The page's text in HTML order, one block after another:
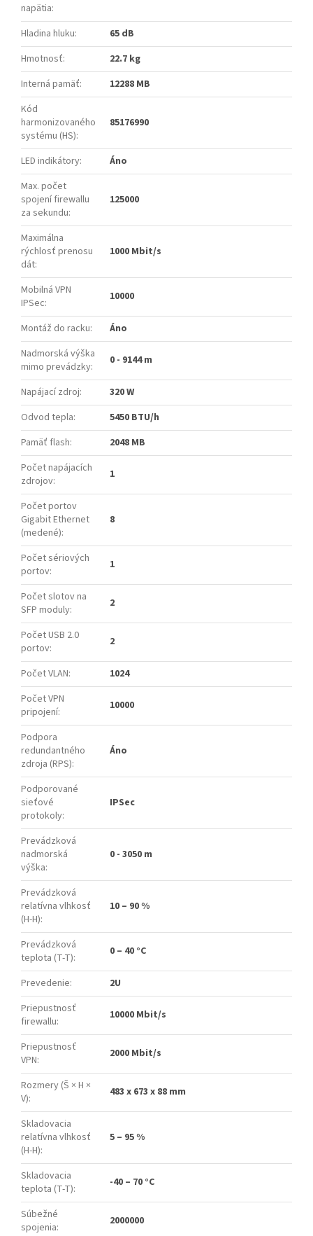
napätia:
Hladina hluku:
65 dB
Hmotnosť:
22.7 kg
Interná pamäť:
12288 MB
Kód
harmonizovaného
systému (HS):
85176990
LED indikátory:
Áno
Max. počet
spojení firewallu
za sekundu:
125000
Maximálna
rýchlosť prenosu
dát:
1000 Mbit/s
Mobilná VPN
IPSec: 10000
Montáž do racku:
Áno
Nadmorská výška
mimo prevádzky: 0 - 9144 m
Napájací zdroj:
320 W
Odvod tepla:
5450 BTU/h
Pamäť flash:
2048 MB
Počet napájacích
zdrojov: 1
Počet portov
Gigabit Ethernet
(medené):
8
Počet sériových
portov: 1
Počet slotov na
SFP moduly: 2
Počet USB 2.0
portov: 2
Počet VLAN:
1024
Počet VPN
pripojení: 10000
Podpora
redundantného
zdroja (RPS):
Áno
Podporované
sieťové
protokoly:
IPSec
Prevádzková
nadmorská
výška:
0 - 3050 m
Prevádzková
relatívna vlhkosť
(H-H):
10 – 90 %
Prevádzková
teplota (T-T): 0 – 40 °C
Prevedenie:
2U
Priepustnosť
firewallu: 10000 Mbit/s
Priepustnosť
VPN: 2000 Mbit/s
Rozmery (Š × H ×
V): 483 x 673 x 88 mm
Skladovacia
relatívna vlhkosť
(H-H):
5 – 95 %
Skladovacia
teplota (T-T): -40 – 70 °C
Súbežné
spojenia: 2000000